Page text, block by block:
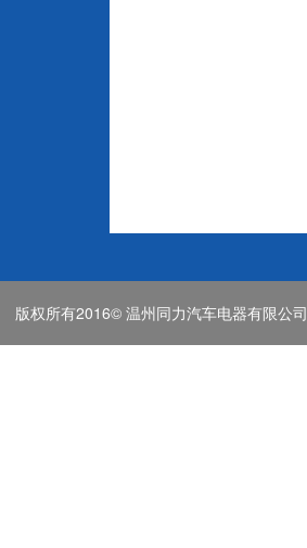
版权所有2016© 温州同力汽车电器有限公司